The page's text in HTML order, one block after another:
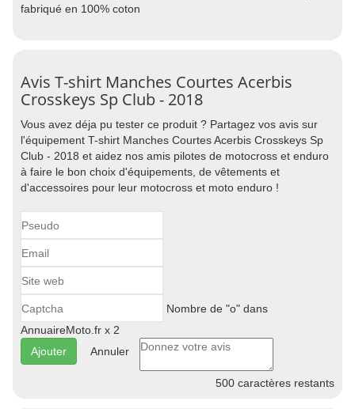
fabriqué en 100% coton
Avis T-shirt Manches Courtes Acerbis
Crosskeys Sp Club - 2018
Vous avez déja pu tester ce produit ? Partagez vos avis sur
l'équipement T-shirt Manches Courtes Acerbis Crosskeys Sp
Club - 2018 et aidez nos amis pilotes de motocross et enduro
à faire le bon choix d'équipements, de vêtements et
d'accessoires pour leur motocross et moto enduro !
Nombre de "o" dans
AnnuaireMoto.fr x 2
Annuler
500 caractères restants